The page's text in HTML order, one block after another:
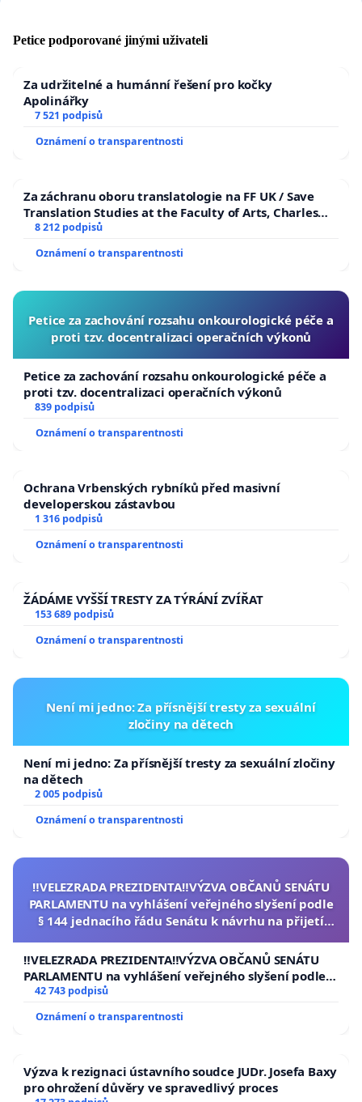
Petice podporované jinými uživateli
Za udržitelné a humánní řešení pro kočky
Apolinářky
7 521 podpisů
Oznámení o transparentnosti
Za záchranu oboru translatologie na FF UK / Save
Translation Studies at the Faculty of Arts, Charles
University
8 212 podpisů
Oznámení o transparentnosti
Petice za zachování rozsahu onkourologické péče a
proti tzv. docentralizaci operačních výkonů
Petice za zachování rozsahu onkourologické péče a
proti tzv. docentralizaci operačních výkonů
839 podpisů
Oznámení o transparentnosti
Ochrana Vrbenských rybníků před masivní
developerskou zástavbou
1 316 podpisů
Oznámení o transparentnosti
ŽÁDÁME VYŠŠÍ TRESTY ZA TÝRÁNÍ ZVÍŘAT
153 689 podpisů
Oznámení o transparentnosti
Není mi jedno: Za přísnější tresty za sexuální
zločiny na dětech
Není mi jedno: Za přísnější tresty za sexuální zločiny
na dětech
2 005 podpisů
Oznámení o transparentnosti
‼️VELEZRADA PREZIDENTA‼️VÝZVA OBČANŮ SENÁTU
PARLAMENTU na vyhlášení veřejného slyšení podle
§ 144 jednacího řádu Senátu k návrhu na přijetí
republiky
‼️VELEZRADA PREZIDENTA‼️VÝZVA OBČANŮ SENÁTU
PARLAMENTU na vyhlášení veřejného slyšení podle §
144 jednacího řádu Senátu k návrhu na přijetí
usnesení k podání ústavní žaloby na prezidenta
republiky
42 743 podpisů
Oznámení o transparentnosti
Výzva k rezignaci ústavního soudce JUDr. Josefa Baxy
pro ohrožení důvěry ve spravedlivý proces